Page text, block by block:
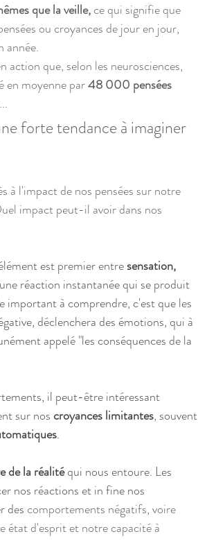
que la veille, ce qui signifie que
ou croyances de jour en jour,
année.
action que, selon les neurosciences,
en moyenne par 48 000 pensées
forte tendance à imaginer
à l'impact de nos pensées sur notre
impact peut-il avoir dans nos
est premier entre sensation,
réaction instantanée qui se produit
important à comprendre, c'est que les
déclenchera des émotions, qui à
appelé "les conséquences de la
il peut-être intéressant
sur nos croyances limitantes, souvent
.
de la réalité qui nous entoure. Les
nos réactions et in fine nos
des comportements négatifs, voire
état d'esprit et notre capacité à